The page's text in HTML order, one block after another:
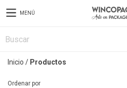
MENÚ
Inicio / Productos
Ordenar por